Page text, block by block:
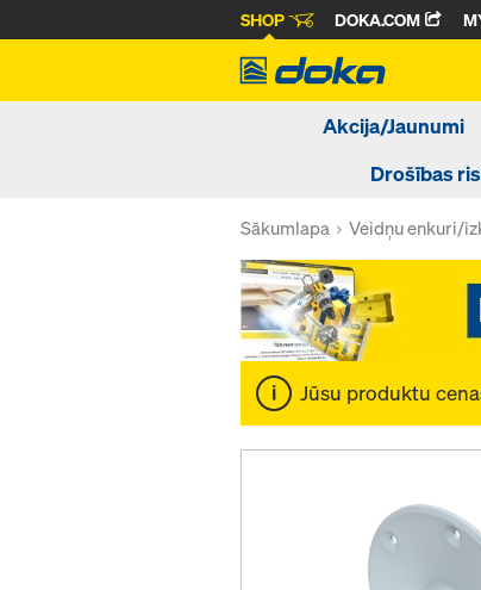
SHOP DOKA.COM
Akcija/Jaunumi
Drošības
Sākumlapa Veidņu enkuri/
Jūsu produktu